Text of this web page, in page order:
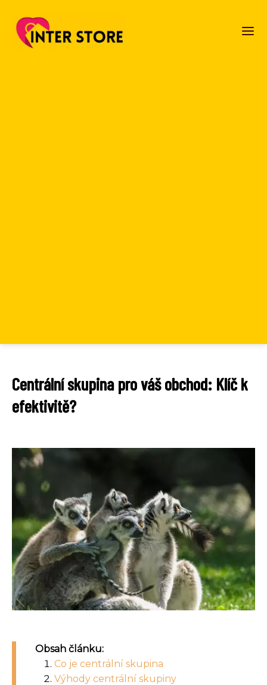
Centrální skupina pro váš obchod: Klíč k
efektivitě?
Obsah článku:
Co je centrální skupina
Výhody centrální skupiny